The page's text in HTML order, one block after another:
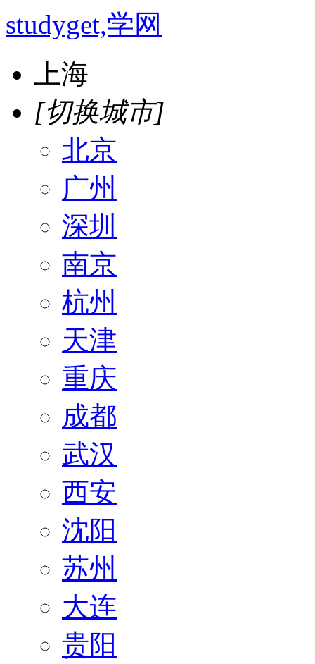
studyget,学网
上海
[切换城市]
北京
广州
深圳
南京
杭州
天津
重庆
成都
武汉
西安
沈阳
苏州
大连
贵阳